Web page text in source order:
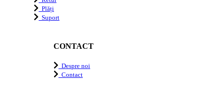
Plăți
Suport
CONTACT
Despre noi
Contact